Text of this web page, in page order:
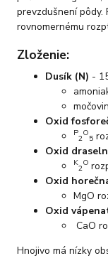
prevzdušnení pôdy.
rovnomernému
Zloženie:
Dusík (N) -
Oxid
P
2
O
5
Oxid
K
2
O
Oxid
MgO
Oxid
CaO
Hnojivo má nízky